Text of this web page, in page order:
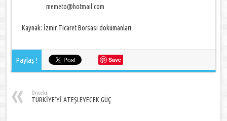
memeto@hotmail.com
Kaynak: İzmir Ticaret Borsası dokümanları
Paylaş ! Save
Önceki:
TÜRKİYE’Yİ ATEŞLEYECEK GÜÇ